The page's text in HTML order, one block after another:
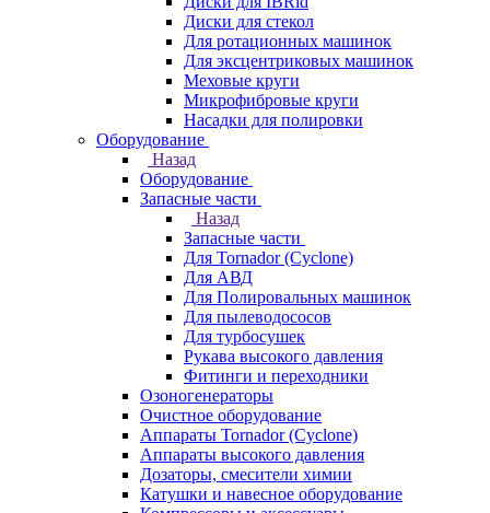
Диски для стекол
Для ротационных машинок
Для эксцентриковых машинок
Меховые круги
Микрофибровые круги
Насадки для полировки
Оборудование
Назад
Оборудование
Запасные части
Назад
Запасные части
Для Tornador (Cyclone)
Для АВД
Для Полировальных машинок
Для пылеводососов
Для турбосушек
Рукава высокого давления
Фитинги и переходники
Озоногенераторы
Очистное оборудование
Аппараты Tornador (Cyclone)
Аппараты высокого давления
Дозаторы, смесители химии
Катушки и навесное оборудование